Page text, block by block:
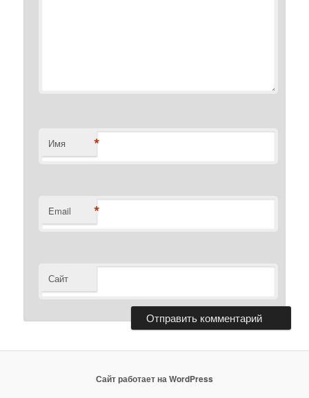
Имя *
Email *
Сайт
Сайт работает на WordPress